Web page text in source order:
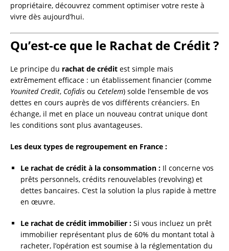
propriétaire, découvrez comment optimiser votre reste à
vivre dès aujourd’hui.
Qu’est-ce que le Rachat de Crédit ?
Le principe du rachat de crédit est simple mais
extrêmement efficace : un établissement financier (comme
Younited Credit, Cofidis ou Cetelem) solde l’ensemble de vos
dettes en cours auprès de vos différents créanciers. En
échange, il met en place un nouveau contrat unique dont
les conditions sont plus avantageuses.
Les deux types de regroupement en France :
Le rachat de crédit à la consommation : Il concerne vos
prêts personnels, crédits renouvelables (revolving) et
dettes bancaires. C’est la solution la plus rapide à mettre
en œuvre.
Le rachat de crédit immobilier : Si vous incluez un prêt
immobilier représentant plus de 60% du montant total à
racheter, l’opération est soumise à la réglementation du